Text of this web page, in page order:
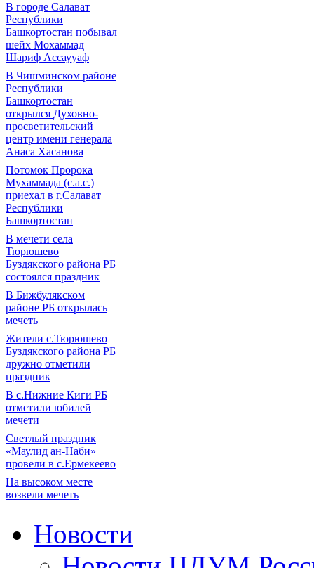
В городе Салават
Республики
Башкортостан побывал
шейх Мохаммад
Шариф Ассаууаф
В Чишминском районе
Республики
Башкортостан
открылся Духовно-
просветительский
центр имени генерала
Анаса Хасанова
Потомок Пророка
Мухаммада (с.а.с.)
приехал в г.Салават
Республики
Башкортостан
В мечети села
Тюрюшево
Буздякского района РБ
состоялся праздник
В Бижбулякском
районе РБ открылась
мечеть
Жители с.Тюрюшево
Буздякского района РБ
дружно отметили
праздник
В с.Нижние Киги РБ
отметили юбилей
мечети
Светлый праздник
«Маулид ан-Наби»
провели в с.Ермекеево
На высоком месте
возвели мечеть
Новости